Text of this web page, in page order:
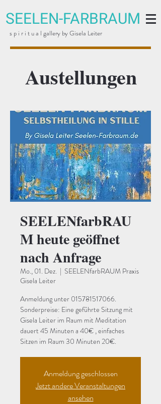
SEELEN-FARBRAUM
s p i r i t u a l gallery by Gisela Leiter
SEELENfarbRAU
M heute geöffnet
nach Anfrage
Mo., 01. Dez.
  |
SEELENfarbRAUM Praxis
Gisela Leiter
Anmeldung unter 015781517066.
Sonderpreise: Eine geführte Sitzung mit
Gisela Leiter im Raum mit Meditation
dauert 45 Minuten a 40€ , einfaches
Sitzen im Raum 30 Minuten 20€.
Anmeldung geschlossen
Jetzt andere Veranstaltungen
ansehen
Austellungen